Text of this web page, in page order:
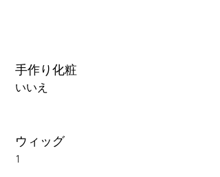
手作り化粧
いいえ
ウィッグ
1